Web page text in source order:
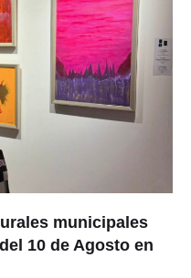
municipales
10 de Agosto en